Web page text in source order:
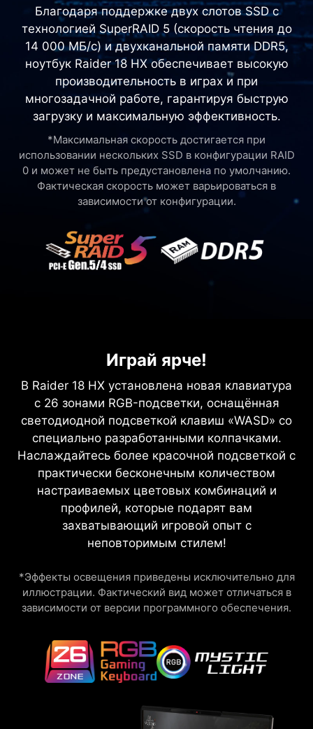
Благодаря поддержке двух слотов SSD с
технологией SuperRAID 5 (скорость чтения до
14 000 МБ/с) и двухканальной памяти DDR5,
ноутбук Raider 18 HX обеспечивает высокую
производительность в играх и при
многозадачной работе, гарантируя быструю
загрузку и максимальную эффективность.
*Максимальная скорость достигается при
использовании нескольких SSD в конфигурации RAID
0 и может не быть предустановлена по умолчанию.
Фактическая скорость может варьироваться в
зависимости от конфигурации.
Играй ярче!
В Raider 18 HX установлена новая клавиатура
с 26 зонами RGB-подсветки, оснащённая
светодиодной подсветкой клавиш «WASD» со
специально разработанными колпачками.
Наслаждайтесь более красочной подсветкой с
практически бесконечным количеством
настраиваемых цветовых комбинаций и
профилей, которые подарят вам
захватывающий игровой опыт с
неповторимым стилем!
*Эффекты освещения приведены исключительно для
иллюстрации. Фактический вид может отличаться в
зависимости от версии программного обеспечения.